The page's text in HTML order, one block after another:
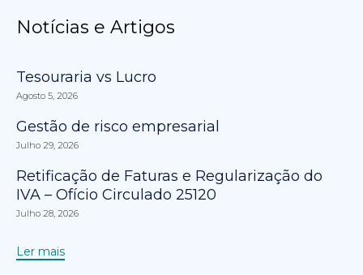
Notícias e Artigos
Tesouraria vs Lucro
Agosto 5, 2026
Gestão de risco empresarial
Julho 29, 2026
Retificação de Faturas e Regularização do
IVA – Ofício Circulado 25120
Julho 28, 2026
Ler mais